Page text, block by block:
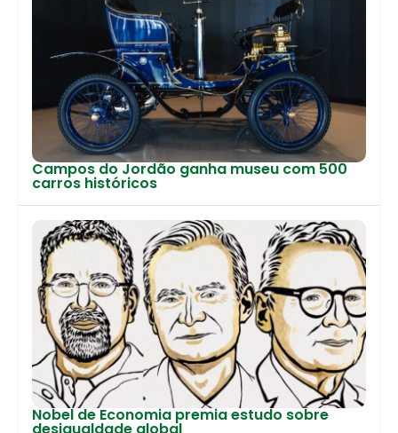
Campos do Jordão ganha museu com 500
carros históricos
Nobel de Economia premia estudo sobre
desigualdade global